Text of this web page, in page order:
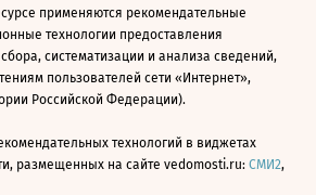
применяются рекомендательные
технологии предоставления
систематизации и анализа сведений,
пользователей сети «Интернет»,
Российской Федерации).
технологий в виджетах
размещенных на сайте vedomosti.ru: СМИ2,